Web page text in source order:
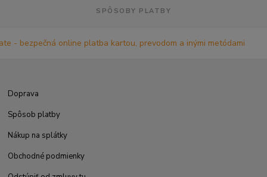
SPÔSOBY PLATBY
Doprava
Spôsob platby
Nákup na splátky
Obchodné podmienky